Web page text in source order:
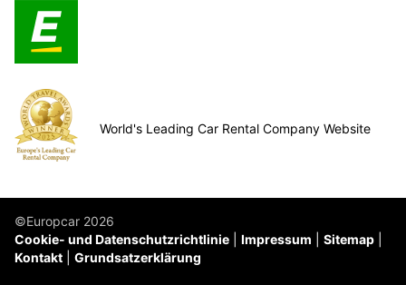
World's Leading Car Rental Company Website
©Europcar 2026
Cookie- und Datenschutzrichtlinie
Impressum
Sitemap
Kontakt
Grundsatzerklärung